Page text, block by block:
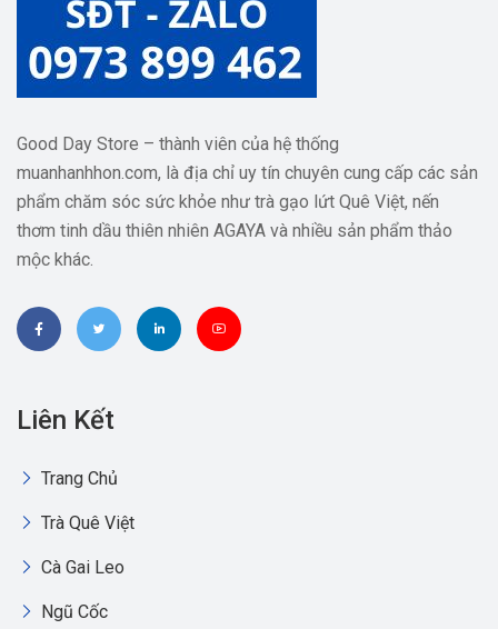
Good Day Store – thành viên của hệ thống
muanhanhhon.com, là địa chỉ uy tín chuyên cung cấp các sản
phẩm chăm sóc sức khỏe như trà gạo lứt Quê Việt, nến
thơm tinh dầu thiên nhiên AGAYA và nhiều sản phẩm thảo
mộc khác.
Liên Kết
Trang Chủ
Trà Quê Việt
Cà Gai Leo
Ngũ Cốc